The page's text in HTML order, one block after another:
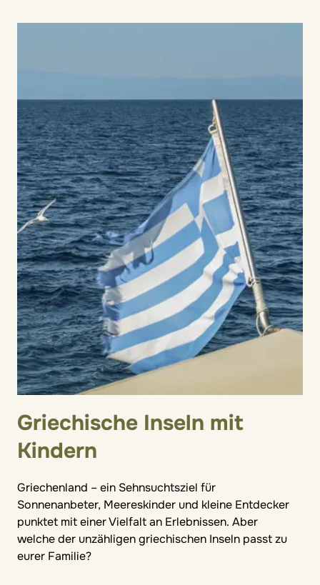
Griechische Inseln mit
Kindern
Griechenland – ein Sehnsuchtsziel für
Sonnenanbeter, Meereskinder und kleine Entdecker
punktet mit einer Vielfalt an Erlebnissen. Aber
welche der unzähligen griechischen Inseln passt zu
eurer Familie?